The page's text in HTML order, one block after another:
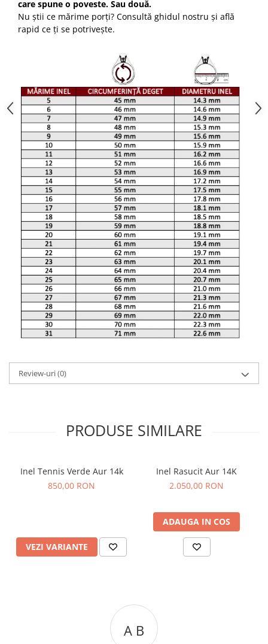
care spune o poveste. Sau două.
Nu știi ce mărime porți? Consultă ghidul nostru și află
rapid ce ți se potrivește.
Review-uri(0)
PRODUSE SIMILARE
Inel Tennis Verde Aur 14k
850,00 RON
VEZI VARIANTE
Inel Rasucit Aur 14K
2.050,00 RON
ADAUGA IN COS
A C